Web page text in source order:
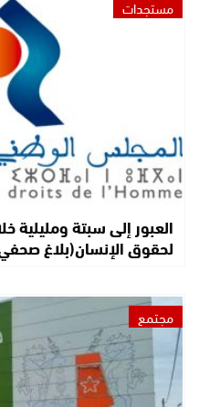
مستجدات
العبور إلى سبتة
لحقوق الإنسان(بلاغ
مجتمع